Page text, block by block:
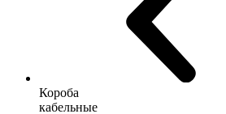
Короба
кабельные